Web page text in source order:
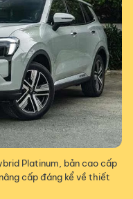
Platinum, bản cao cấp
cấp đáng kể về thiết